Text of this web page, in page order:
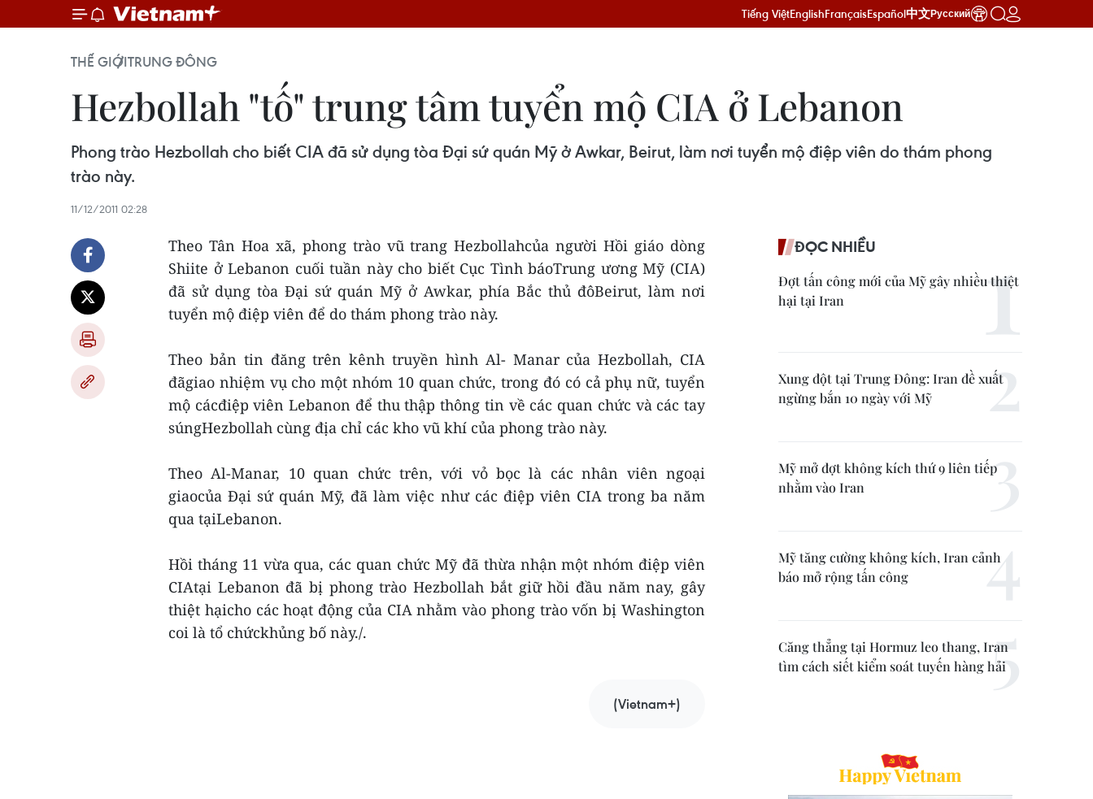
Tiếng ViệtEnglishFrançaisEspañol中文Русский
THẾ GIỚITRUNG ĐÔNG
Hezbollah "tố" trung tâm tuyển mộ CIA ở Lebanon
Phong trào Hezbollah cho biết CIA đã sử dụng tòa Đại sứ quán Mỹ ở Awkar, Beirut, làm nơi tuyển mộ điệp viên do thám phong
trào này.
11/12/2011 02:28
Theo Tân Hoa xã, phong trào vũ trang Hezbollahcủa người Hồi giáo dòng
Shiite ở Lebanon cuối tuần này cho biết Cục Tình báoTrung ương Mỹ (CIA)
đã sử dụng tòa Đại sứ quán Mỹ ở Awkar, phía Bắc thủ đôBeirut, làm nơi
tuyển mộ điệp viên để do thám phong trào này.
Theo bản tin đăng trên kênh truyền hình Al- Manar của Hezbollah, CIA
đãgiao nhiệm vụ cho một nhóm 10 quan chức, trong đó có cả phụ nữ, tuyển
mộ cácđiệp viên Lebanon để thu thập thông tin về các quan chức và các tay
súngHezbollah cùng địa chỉ các kho vũ khí của phong trào này.
Theo Al-Manar, 10 quan chức trên, với vỏ bọc là các nhân viên ngoại
giaocủa Đại sứ quán Mỹ, đã làm việc như các điệp viên CIA trong ba năm
qua tạiLebanon.
Hồi tháng 11 vừa qua, các quan chức Mỹ đã thừa nhận một nhóm điệp viên
CIAtại Lebanon đã bị phong trào Hezbollah bắt giữ hồi đầu năm nay, gây
thiệt hạicho các hoạt động của CIA nhằm vào phong trào vốn bị Washington
coi là tổ chứckhủng bố này./.
(Vietnam+)
ĐỌC NHIỀU
Đợt tấn công mới của Mỹ gây nhiều thiệt
hại tại Iran
Xung đột tại Trung Đông: Iran đề xuất
ngừng bắn 10 ngày với Mỹ
Mỹ mở đợt không kích thứ 9 liên tiếp
nhằm vào Iran
Mỹ tăng cường không kích, Iran cảnh
báo mở rộng tấn công
Căng thẳng tại Hormuz leo thang, Iran
tìm cách siết kiểm soát tuyến hàng hải